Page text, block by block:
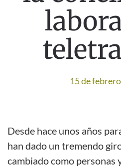
15 de
Desde hace unos años
han dado un tremendo
cambiado como personas